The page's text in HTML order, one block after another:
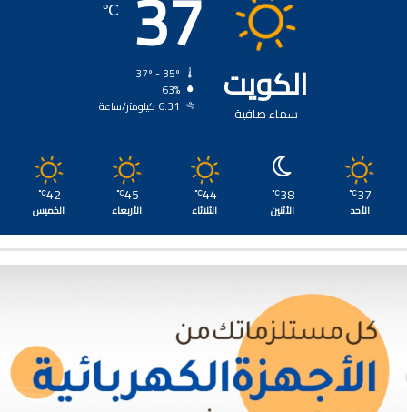
الكويت
سماء صافية
℃
63%
6.31 كيلومتر/ساعة
37
℃
الأحد
38
℃
الأثنين
44
℃
الثلاثاء
45
℃
الأربعاء
42
℃
الخميس